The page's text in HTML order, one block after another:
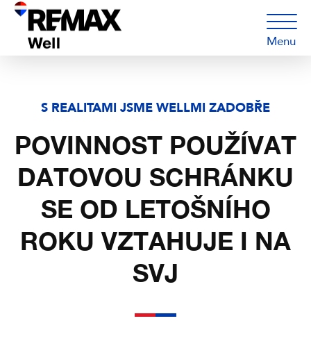
Menu
S REALITAMI JSME WELLMI ZADOBŘE
POVINNOST POUŽÍVAT
DATOVOU SCHRÁNKU
SE OD LETOŠNÍHO
ROKU VZTAHUJE I NA
SVJ